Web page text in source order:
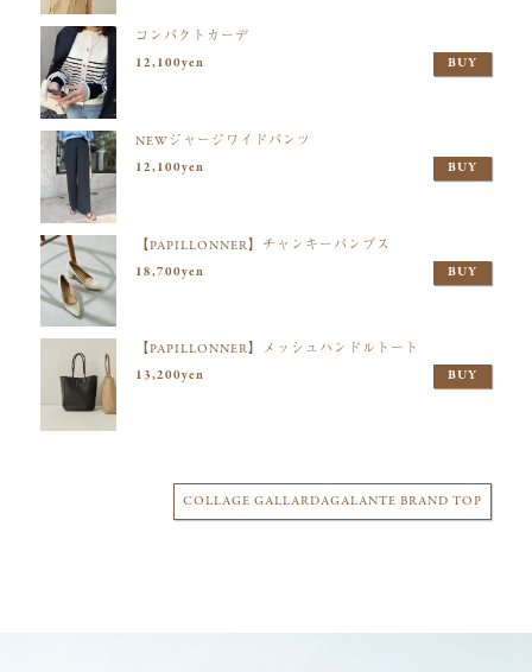
コンパクトカーデ
12,100yen
BUY
NEWジャージワイドパンツ
12,100yen
BUY
【PAPILLONNER】チャンキーパンプス
18,700yen
BUY
【PAPILLONNER】メッシュハンドルトート
13,200yen
BUY
COLLAGE GALLARDAGALANTE BRAND TOP